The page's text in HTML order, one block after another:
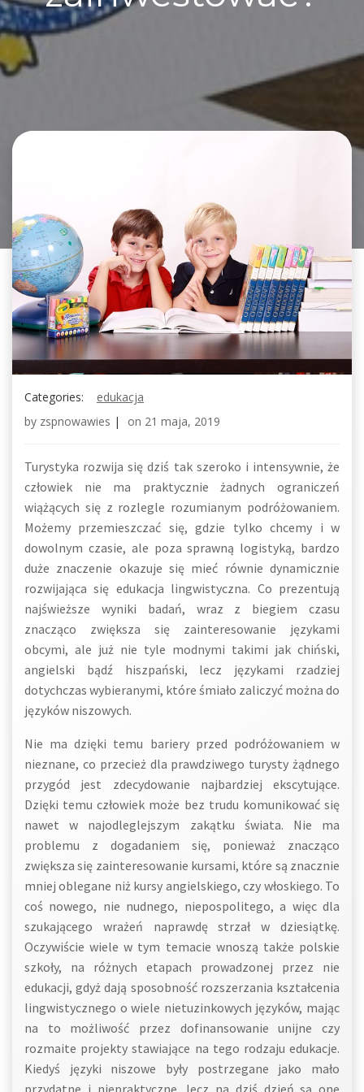
Categories:
edukacja
by zspnowawies | on 21 maja, 2019
Turystyka rozwija się dziś tak szeroko i intensywnie, że
człowiek nie ma praktycznie żadnych ograniczeń
wiążących się z rozlegle rozumianym podróżowaniem.
Możemy przemieszczać się, gdzie tylko chcemy i w
dowolnym czasie, ale poza sprawną logistyką, bardzo
duże znaczenie okazuje się mieć równie dynamicznie
rozwijająca się edukacja lingwistyczna. Co prezentują
najświeższe wyniki badań, wraz z biegiem czasu
znacząco zwiększa się zainteresowanie językami
obcymi, ale już nie tyle modnymi takimi jak chiński,
angielski bądź hiszpański, lecz językami rzadziej
dotychczas wybieranymi, które śmiało zaliczyć można do
języków niszowych.
Nie ma dzięki temu bariery przed podróżowaniem w
nieznane, co przecież dla prawdziwego turysty żądnego
przygód jest zdecydowanie najbardziej ekscytujące.
Dzięki temu człowiek może bez trudu komunikować się
nawet w najodleglejszym zakątku świata. Nie ma
problemu z dogadaniem się, ponieważ znacząco
zwiększa się zainteresowanie kursami, które są znacznie
mniej oblegane niż kursy angielskiego, czy włoskiego. To
coś nowego, nie nudnego, niepospolitego, a więc dla
szukającego wrażeń naprawdę strzał w dziesiątkę.
Oczywiście wiele w tym temacie wnoszą także polskie
szkoły, na różnych etapach prowadzonej przez nie
edukacji, gdyż dają sposobność rozszerzania kształcenia
lingwistycznego o wiele nietuzinkowych języków, mając
na to możliwość przez dofinansowanie unijne czy
rozmaite projekty stawiające na tego rodzaju edukacje.
Kiedyś języki niszowe były postrzegane jako mało
przydatne i niepraktyczne, lecz na dziś dzień są one